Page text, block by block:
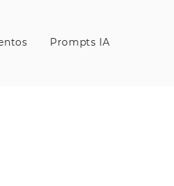
Prompts IA